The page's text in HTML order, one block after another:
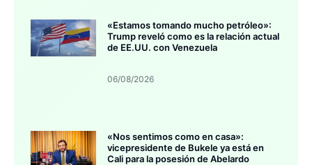
«Estamos tomando mucho petróleo»:
Trump reveló como es la relación actual
de EE.UU. con Venezuela
06/08/2026
«Nos sentimos como en casa»:
vicepresidente de Bukele ya está en
Cali para la posesión de Abelardo